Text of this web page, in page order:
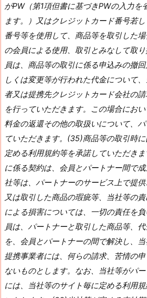
がPW（第1項但書に基づきPWの入力を
ます。）又はクレジットカード番号若
番号等を使用して、商品等を取引した
の会員による使用、取引とみなして取
員は、商品等の取引に係る申込みの撤
しくは変更等が行われた代金について
者又は提携先クレジットカード会社の
を行っていただきます。この場合にお
料金の返還その他の取扱いについて、
ていただきます。(35)商品等の取引時
定める利用規約等を承諾していただき
に係る契約は、会員とパートナー間で
社等は、パートナーのサービス上で提
又は取引した商品の瑕疵等、当社等の
による損害については、一切の責任を
員は、パートナーと取引した商品等、
を、会員とパートナーの間で解決し、
提携事業者には、何らの請求、苦情の
ないものとします。なお、当社等がパ
には、当社等のサイト毎に定める利用